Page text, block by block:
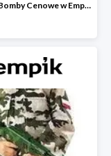
Zimowe Bomby Cenowe w Empiku do -60%